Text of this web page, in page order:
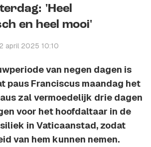
'Heel
en heel mooi'
april 2025 10:10
van negen dagen is
paus Franciscus maandag het
zal vermoedelijk drie dagen
voor het hoofdaltaar in de
in Vaticaanstad, zodat
van hem kunnen nemen.